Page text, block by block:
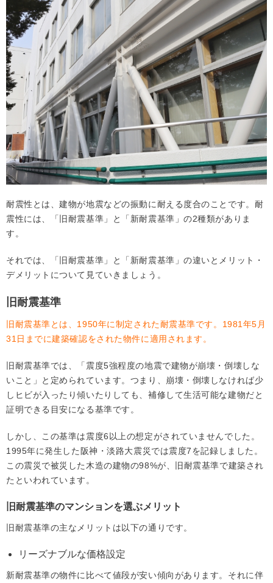
耐震性とは、建物が地震などの振動に耐える度合のことです。耐
震性には、「旧耐震基準」と「新耐震基準」の2種類がありま
す。
それでは、「旧耐震基準」と「新耐震基準」の違いとメリット・
デメリットについて見ていきましょう。
旧耐震基準
旧耐震基準とは、1950年に制定された耐震基準です。1981年5月
31日までに建築確認をされた物件に適用されます。
旧耐震基準では、「震度5強程度の地震で建物が崩壊・倒壊しな
いこと」と定められています。つまり、崩壊・倒壊しなければ少
しヒビが入ったり傾いたりしても、補修して生活可能な建物だと
証明できる目安になる基準です。
しかし、この基準は震度6以上の想定がされていませんでした。
1995年に発生した阪神・淡路大震災では震度7を記録しました。
この震災で被災した木造の建物の98%が、旧耐震基準で建築され
たといわれています。
旧耐震基準のマンションを選ぶメリット
旧耐震基準の主なメリットは以下の通りです。
リーズナブルな価格設定
新耐震基準の物件に比べて値段が安い傾向があります。それに伴